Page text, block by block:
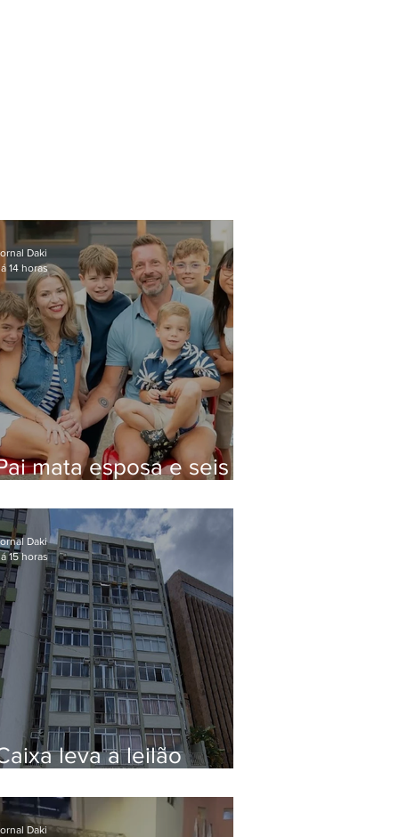
mata esposa e seis
Daki
14 horas
leva a leilão
em Botafogo
Daki
15 horas
Daki